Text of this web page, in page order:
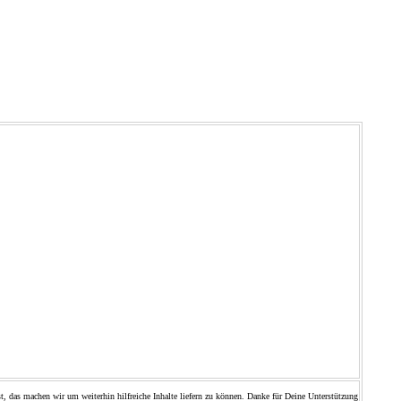
machen wir um weiterhin hilfreiche Inhalte liefern zu können. Danke für Deine Unterstützung